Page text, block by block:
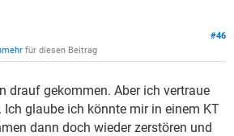
#46
für diesen Beitrag
drauf gekommen. Aber ich vertraue
glaube ich könnte mir in einem KT
dann doch wieder zerstören und